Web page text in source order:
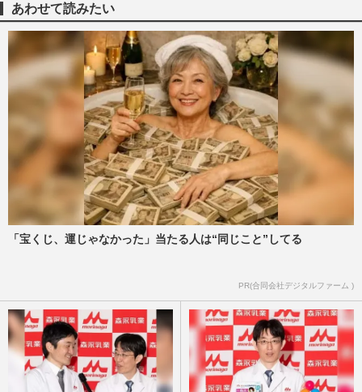
あわせて読みたい
「宝くじ、運じゃなかった」当たる人は“同じこと”してる
PR(合同会社デジタルファーム )